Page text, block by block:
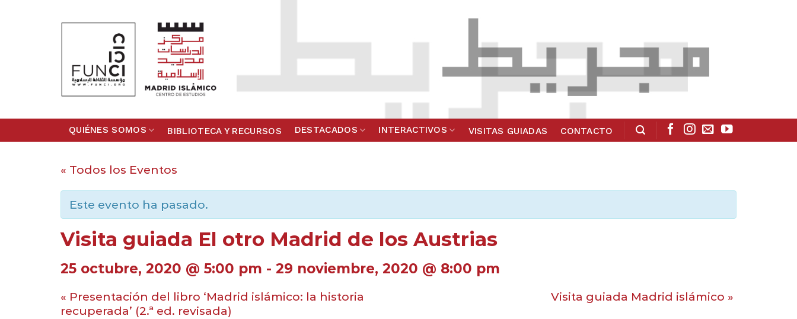
QUIÉNES SOMOS BIBLIOTECA Y RECURSOS DESTACADOS INTERACTIVOS VISITAS GUIADAS CONTACTO
« Todos los Eventos
Este evento ha pasado.
Visita guiada El otro Madrid de los Austrias
25 octubre, 2020 @ 5:00 pm - 29 noviembre, 2020 @ 8:00 pm
« Presentación del libro ‘Madrid islámico: la historia
recuperada’ (2.ª ed. revisada)
Visita guiada Madrid islámico »